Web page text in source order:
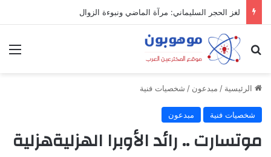
لغز الحجر السليماني: مرآة الماضي ونبوءة الزوال
بحث عن
الرئيسية / مبدعون / شخصيات فنية
شخصيات فنية مبدعون
موتسارت .. رائد الأوبرا الهزليةهزلية